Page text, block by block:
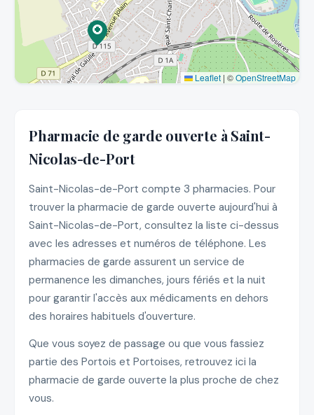
Leaflet | ©OpenStreetMap
Pharmacie de garde ouverte à Saint-
Nicolas-de-Port
Saint-Nicolas-de-Port compte 3 pharmacies. Pour
trouver la pharmacie de garde ouverte aujourd'hui à
Saint-Nicolas-de-Port, consultez la liste ci-dessus
avec les adresses et numéros de téléphone. Les
pharmacies de garde assurent un service de
permanence les dimanches, jours fériés et la nuit
pour garantir l'accès aux médicaments en dehors
des horaires habituels d'ouverture.
Que vous soyez de passage ou que vous fassiez
partie des Portois et Portoises, retrouvez ici la
pharmacie de garde ouverte la plus proche de chez
vous.